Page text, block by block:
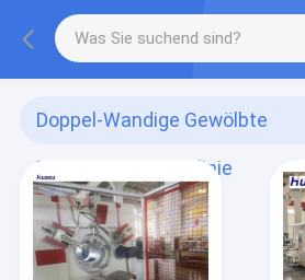
Doppel-Wandige Gewölbte
Rohrverdrängungslinie
(347)